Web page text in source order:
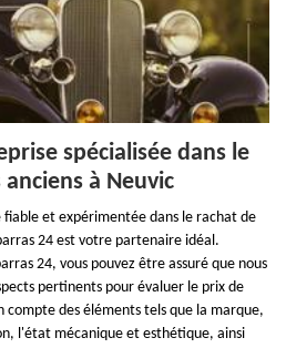
spécialisée dans le
à Neuvic
fiable et expérimentée dans le rachat de
24 est votre partenaire idéal.
24, vous pouvez être assuré que nous
pertinents pour évaluer le prix de
compte des éléments tels que la marque,
l'état mécanique et esthétique, ainsi